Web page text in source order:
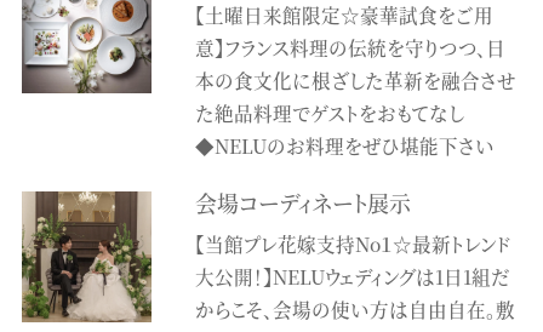
【土曜日来館限定☆豪華試食をご用
意】フランス料理の伝統を守りつつ、日
本の食文化に根ざした革新を融合させ
た絶品料理でゲストをおもてなし
◆NELUのお料理をぜひ堪能下さい
会場コーディネート展示
【当館プレ花嫁支持No１☆最新トレンド
大公開！】NELUウェディングは1日1組だ
からこそ、会場の使い方は自由自在。敷